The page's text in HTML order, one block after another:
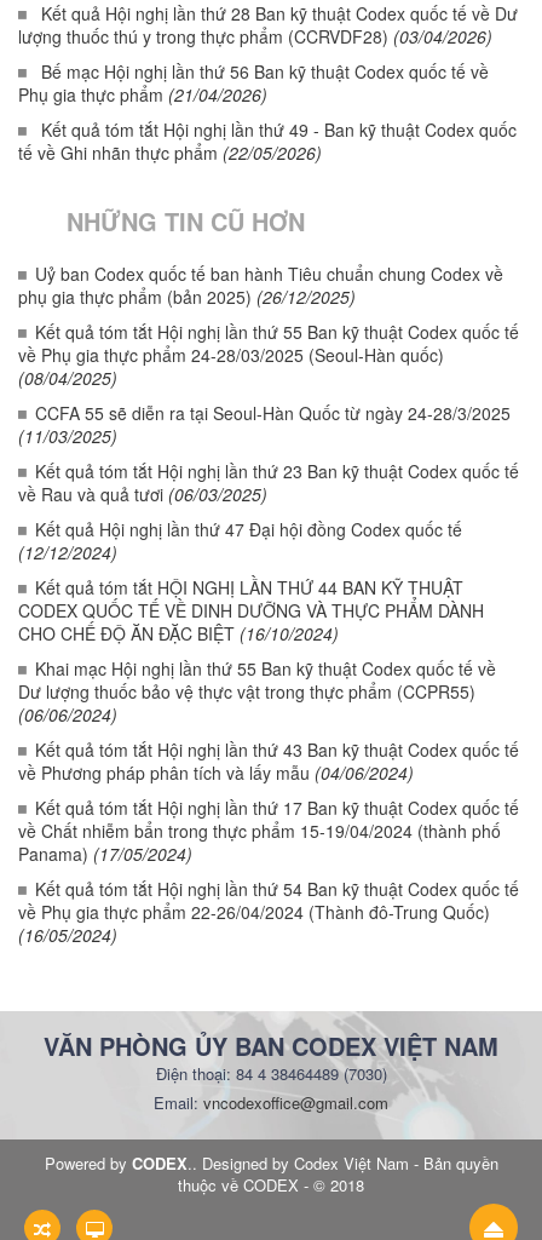
Kết quả Hội nghị lần thứ 28 Ban kỹ thuật Codex quốc tế về Dư
lượng thuốc thú y trong thực phẩm (CCRVDF28) (03/04/2026)
Bế mạc Hội nghị lần thứ 56 Ban kỹ thuật Codex quốc tế về
Phụ gia thực phẩm (21/04/2026)
Kết quả tóm tắt Hội nghị lần thứ 49 - Ban kỹ thuật Codex quốc
tế về Ghi nhãn thực phẩm (22/05/2026)
NHỮNG TIN CŨ HƠN
Uỷ ban Codex quốc tế ban hành Tiêu chuẩn chung Codex về
phụ gia thực phẩm (bản 2025) (26/12/2025)
Kết quả tóm tắt Hội nghị lần thứ 55 Ban kỹ thuật Codex quốc tế
về Phụ gia thực phẩm 24-28/03/2025 (Seoul-Hàn quốc)
(08/04/2025)
CCFA 55 sẽ diễn ra tại Seoul-Hàn Quốc từ ngày 24-28/3/2025
(11/03/2025)
Kết quả tóm tắt Hội nghị lần thứ 23 Ban kỹ thuật Codex quốc tế
về Rau và quả tươi (06/03/2025)
Kết quả Hội nghị lần thứ 47 Đại hội đồng Codex quốc tế
(12/12/2024)
Kết quả tóm tắt HỘI NGHỊ LẦN THỨ 44 BAN KỸ THUẬT
CODEX QUỐC TẾ VỀ DINH DƯỠNG VÀ THỰC PHẨM DÀNH
CHO CHẾ ĐỘ ĂN ĐẶC BIỆT (16/10/2024)
Khai mạc Hội nghị lần thứ 55 Ban kỹ thuật Codex quốc tế về
Dư lượng thuốc bảo vệ thực vật trong thực phẩm (CCPR55)
(06/06/2024)
Kết quả tóm tắt Hội nghị lần thứ 43 Ban kỹ thuật Codex quốc tế
về Phương pháp phân tích và lấy mẫu (04/06/2024)
Kết quả tóm tắt Hội nghị lần thứ 17 Ban kỹ thuật Codex quốc tế
về Chất nhiễm bẩn trong thực phẩm 15-19/04/2024 (thành phố
Panama) (17/05/2024)
Kết quả tóm tắt Hội nghị lần thứ 54 Ban kỹ thuật Codex quốc tế
về Phụ gia thực phẩm 22-26/04/2024 (Thành đô-Trung Quốc)
(16/05/2024)
VĂN PHÒNG ỦY BAN CODEX VIỆT NAM
Điện thoại: 84 4 38464489 (7030)
Email: vncodexoffice@gmail.com
Powered by CODEX.. Designed by Codex Việt Nam - Bản quyền
thuộc về CODEX - © 2018